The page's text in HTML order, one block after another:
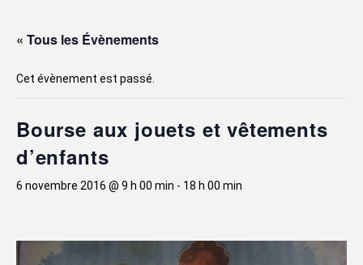
« Tous les Évènements
Cet évènement est passé.
Bourse aux jouets et vêtements
d’enfants
6 novembre 2016 @ 9 h 00 min - 18 h 00 min